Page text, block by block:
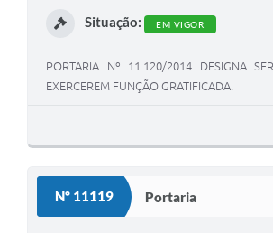
Situação: EM VIGOR
PORTARIA Nº 11.120/2014 DESIGNA
EXERCEREM FUNÇÃO GRATIFICADA.
Nº 11119 Portaria